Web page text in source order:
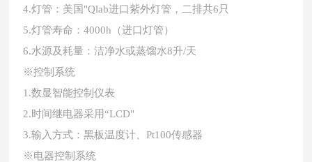
4.灯管：美国"Qlab进口紫外灯管，二排共6只
5.灯管寿命：4000h（进口灯管）
6.水源及耗量：洁净水或蒸馏水8升/天
※控制系统
1.数显智能控制仪表
2.时间继电器采用“LCD"
3.输入方式：黑板温度计、Pt100传感器
※电器控制系统